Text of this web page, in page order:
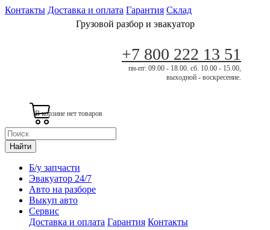
Контакты Доставка и оплата Гарантия Склад
Грузовой разбор и эвакуатор
+7 800 222 13 51
пн-пт: 09.00 - 18.00. сб. 10.00 - 15.00,
выходной - воскресение.
В корзине нет товаров
Найти
Б/у запчасти
Эвакуатор 24/7
Авто на разборе
Выкуп авто
Сервис
Доставка и оплата Гарантия Контакты